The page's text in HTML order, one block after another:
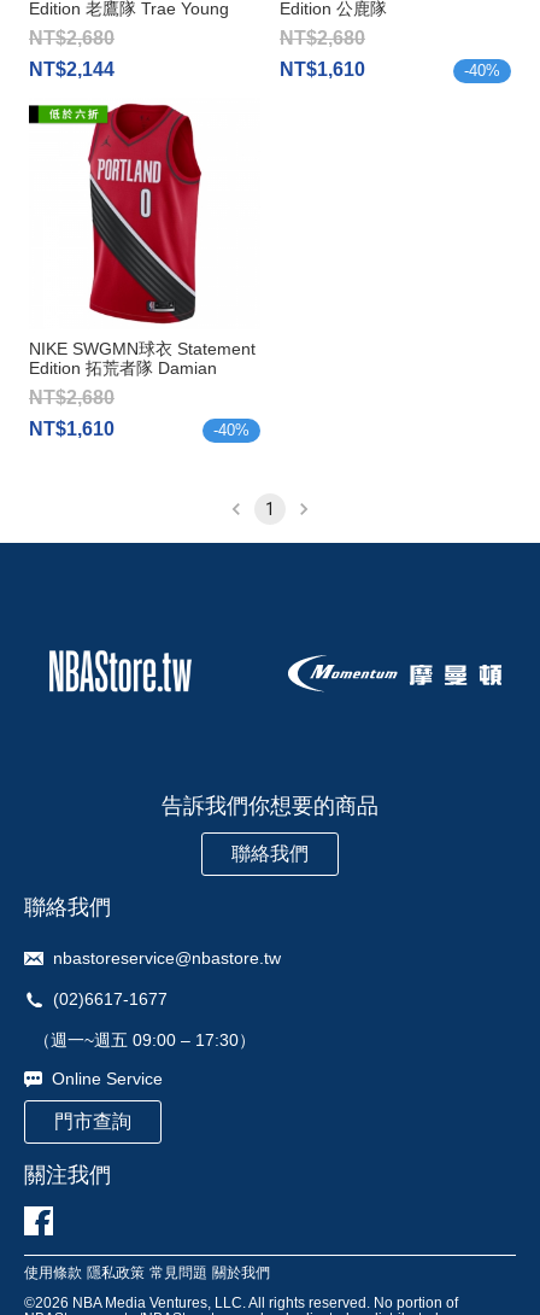
Edition 老鷹隊 Trae Young
NT$2,680
NT$2,144
Edition 公鹿隊
Antetokounmpo
NT$2,680
NT$1,610
-40%
NIKE SWGMN球衣 Statement
Edition 拓荒者隊 Damian
Lillard
NT$2,680
NT$1,610
-40%
1
告訴我們你想要的商品
聯絡我們
聯絡我們
nbastoreservice@nbastore.tw
(02)6617-1677
（週一~週五 09:00 – 17:30）
Online Service
門市查詢
關注我們
使用條款 隱私政策 常見問題 關於我們
©2026 NBA Media Ventures, LLC. All rights reserved. No portion of